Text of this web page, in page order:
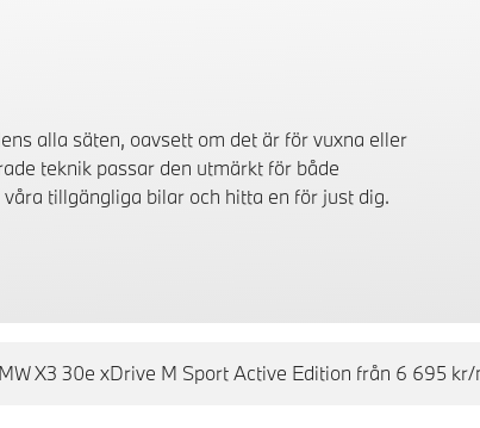
alla säten, oavsett om det är för vuxna eller
teknik passar den utmärkt för både
tillgängliga bilar och hitta en för just dig.
X3 30e xDrive M Sport Active Edition från 6 695